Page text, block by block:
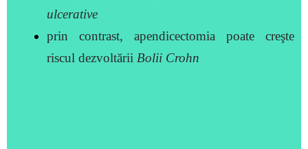
ulcerative
prin contrast, apendicectomia poate creşte
riscul dezvoltării Bolii Crohn